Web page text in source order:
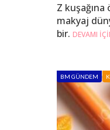
Z
makyaj
bir. DEVAMI
BM GÜNDEM